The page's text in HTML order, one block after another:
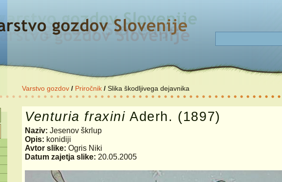
Varstvo gozdov / Priročnik / Slika škodljivega dejavnika
Venturia fraxini Aderh. (1897)
Naziv: Jesenov škrlup
Opis: konidiji
Avtor slike: Ogris Niki
Datum zajetja slike: 20.05.2005